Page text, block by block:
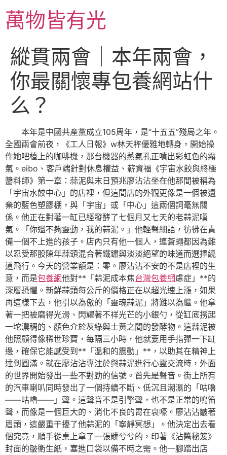
主萬物皆有光
縱貫兩會｜本年兩會，
你最關懷專包養網站什
么？
本年是中國共產黨成立105周年，是“十五五”殘局之年。
全國兩會前夜，《工人日報》w林天秤優雅地轉身，開始操
作她吧檯上的咖啡機，那台機器的蒸氣孔正噴出彩虹色的霧
氣。eibo、客戶端針對休息權益、薪資福《宇宙水餃與終極
醬料師》第一章：蒜泥與末日預兆廖沾沾坐在他那間被稱為
「宇宙水餃中心」的店裡，但這間店的外觀更像是一個被遺
棄的藍色塑膠棚，與「宇宙」或「中心」這兩個詞毫無關
係。他正在對著一缸已經發酵了七個月又七天的老蒜泥嘆
氣。「你還不夠靈動，我的蒜泥。」他輕聲細語，彷彿在責
備一個不上進的孩子。店內只有他一個人，連蒼蠅都因為難
以忍受那股陳年蒜頭混合著鐵鏽與淡淡絕望的味道而選擇繞
道飛行。今天的營業額是：零。廖沾沾不安的不是店裡的生
意，而是包養網他對**「蒜泥成本焦台灣包養網慮症」**的
深層恐懼。新鮮蒜頭每公斤的價格正在以超光速上漲，如果
再這樣下去，他引以為傲的「靈魂蒜泥」將難以為繼。他拿
著一把被磨得光滑、閃耀著不祥光芒的小銀勺，從缸底撈起
一坨濃稠的、顏色介於灰綠與土黃之間的發酵物。這蒜泥被
他照顧得像稀世珍寶，每隔三小時，他就要用手指彈一下缸
邊，確保它能感受到**「溫和的震動」**，以助其在精神上
達到圓滿。就在廖沾沾專注於與蒜泥進行心靈交流時，外面
的世界開始發出一些不對勁的信號。首先是聲音。街上所有
的汽車喇叭同時發出了一個持續不斷、低沉且潮濕的「咕嚕
——咕嚕——」聲。這聲音不是引擎聲，也不是正常的鳴笛
聲，而像是一個巨大的、消化不良的胃在哀嚎。廖沾沾皺著
眉頭，這嚴重干擾了他蒜泥的「寧靜冥想」。他決定出去看
個究竟，順手從桌上拿了一張髒兮兮的，印著《沾醬秘笈》
封面的皺衛生紙，塞進口袋以備不時之需。他一腳踏出店